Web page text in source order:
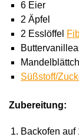
6 Eier
2 Äpfel
2 Esslöffel
Süßstoff/
Zubereitung:
Backofen auf